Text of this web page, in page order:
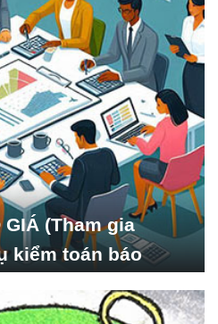
GIÁ (Tham gia
kiểm toán báo
triển Xã